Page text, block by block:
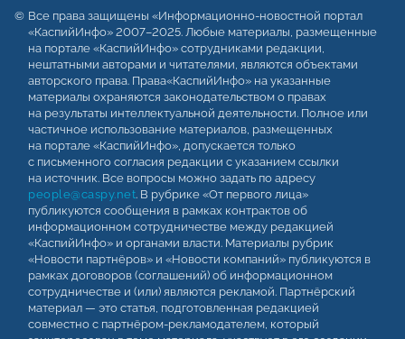
Все права защищены «Информационно-новостной портал
«КаспийИнфо» 2007–2025. Любые материалы, размещенные
на портале «КаспийИнфо» сотрудниками редакции,
нештатными авторами и читателями, являются объектами
авторского права. Права«КаспийИнфо» на указанные
материалы охраняются законодательством о правах
на результаты интеллектуальной деятельности. Полное или
частичное использование материалов, размещенных
на портале «КаспийИнфо», допускается только
с письменного согласия редакции с указанием ссылки
на источник. Все вопросы можно задать по адресу
people@caspy.net. В рубрике «От первого лица»
публикуются сообщения в рамках контрактов об
информационном сотрудничестве между редакцией
«КаспийИнфо» и органами власти. Материалы рубрик
«Новости партнёров» и «Новости компаний» публикуются в
рамках договоров (соглашений) об информационном
сотрудничестве и (или) являются рекламой. Партнёрский
материал — это статья, подготовленная редакцией
совместно с партнёром-рекламодателем, который